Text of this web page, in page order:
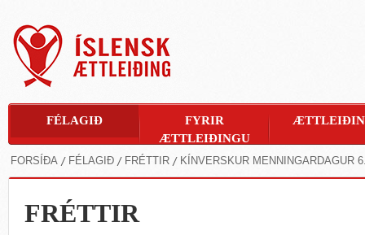
FORSÍÐA FÉLAGIÐ FRÉTTIR KÍNVERSKUR MENNINGARDAGUR
FRÉTTIR
FÉLAGIÐ
FYRIR
ÆTTLEIÐINGU